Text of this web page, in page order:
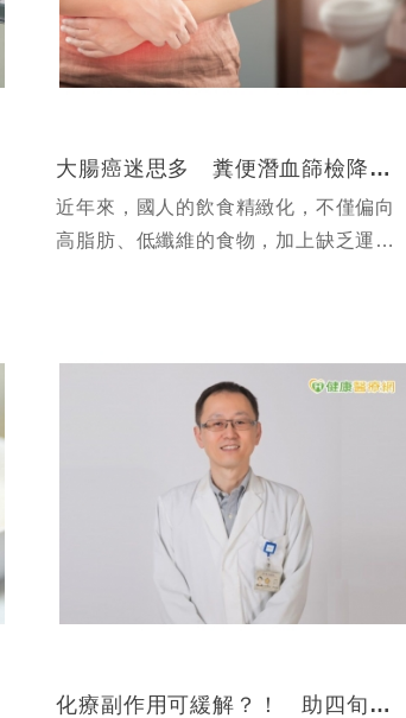
大腸癌迷思多 糞便潛血篩檢降風險
近年來，國人的飲食精緻化，不僅偏向
高脂肪、低纖維的食物，加上缺乏運
化療副作用可緩解？！ 助四旬壯男速返職場